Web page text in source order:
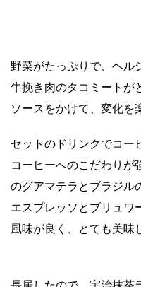
野菜がたっぷりで、ヘル
牛挽き肉のタコミートが
ソースをかけて、変化を
セットのドリンクでコー
コーヒーへのこだわりが
のグアマテラとブラジル
エスプレッソとブリュワ
風味が良く、とても美味